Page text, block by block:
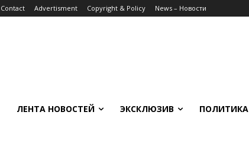
Contact Advertisment Copyright & Policy News – Новости
ЛЕНТА НОВОСТЕЙ ЭКСКЛЮЗИВ ПОЛИТИКА